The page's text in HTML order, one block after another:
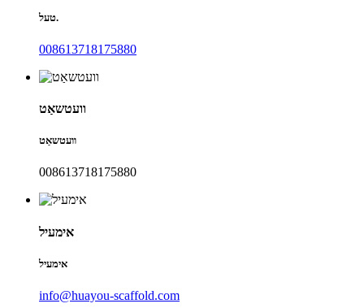
טעל.
008613718175880
וועטשאַט
וועטשאַט
008613718175880
אימעיל
אימעיל
info@huayou-scaffold.com